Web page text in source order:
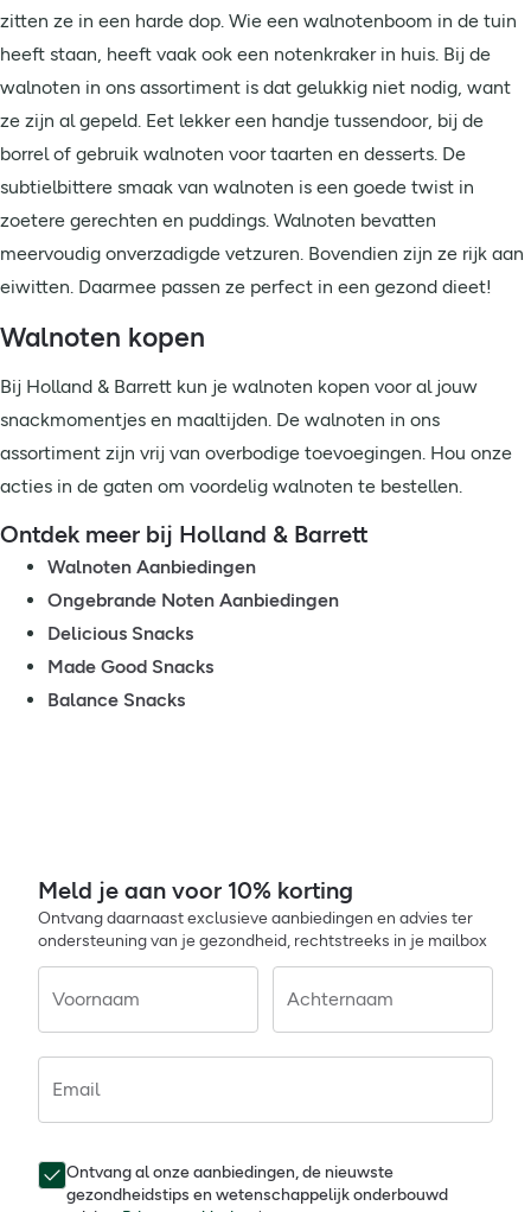
zitten ze in een harde dop. Wie een walnotenboom in de tuin
heeft staan, heeft vaak ook een notenkraker in huis. Bij de
walnoten in ons assortiment is dat gelukkig niet nodig, want
ze zijn al gepeld. Eet lekker een handje tussendoor, bij de
borrel of gebruik walnoten voor taarten en desserts. De
subtielbittere smaak van walnoten is een goede twist in
zoetere gerechten en puddings. Walnoten bevatten
meervoudig onverzadigde vetzuren. Bovendien zijn ze rijk aan
eiwitten. Daarmee passen ze perfect in een gezond dieet!
Walnoten kopen
Bij Holland & Barrett kun je walnoten kopen voor al jouw
snackmomentjes en maaltijden. De walnoten in ons
assortiment zijn vrij van overbodige toevoegingen. Hou onze
acties in de gaten om voordelig walnoten te bestellen.
Ontdek meer bij Holland & Barrett
Walnoten Aanbiedingen
Ongebrande Noten Aanbiedingen
Delicious Snacks
Made Good Snacks
Balance Snacks
Meld je aan voor 10% korting
Ontvang daarnaast exclusieve aanbiedingen en advies ter
ondersteuning van je gezondheid, rechtstreeks in je mailbox
Voornaam Achternaam
Email
Ontvang al onze aanbiedingen, de nieuwste
gezondheidstips en wetenschappelijk onderbouwd